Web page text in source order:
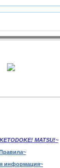
MATSU!~
информация~